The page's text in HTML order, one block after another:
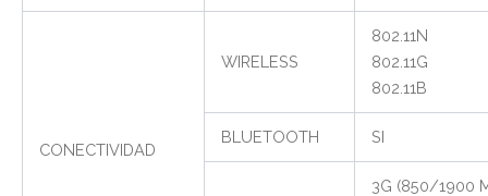
CONECTIVIDAD
WIRELESS
802.11N
802.11G
802.11B
BLUETOOTH SI
3G (850/1900